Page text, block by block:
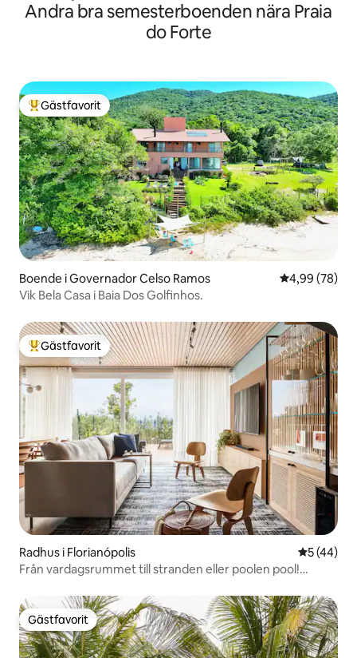
Andra bra semesterboenden nära Praia
do Forte
Populär gästfavorit
Gästfavorit
Boende i Governador Celso Ramos 4,99 av 5 i
4,99 (78)
Vik Bela Casa i Baia Dos Golfinhos.
Populär gästfavorit
Gästfavorit
Radhus i Florianópolis 5 av 5 i
5 (44)
Från vardagsrummet till stranden eller poolen pool!
Gästfavorit
Gästfavorit